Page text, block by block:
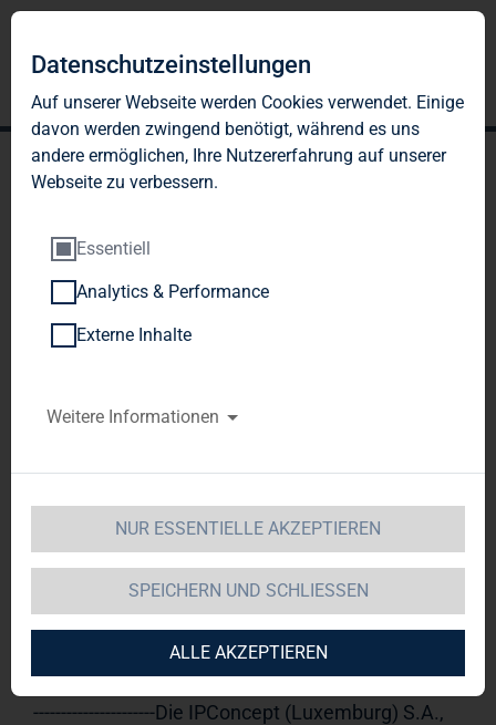
TAG Immobilien AG:
Veröffentlichung gemäß §
26 Abs. 1 WpHG mit dem
Verbreitung
TAG Immobilien AG 04.01.2013
14:51Veröffentlichung einer
Stimmrechtsmitteilung, übermittelt durch die
den Inhalt der Mitteilung ist der Emittent
verantwortlich.-----------------------------------------------------
----------------------Die IPConcept (Luxemburg) S.A.,
Datenschutzeinstellungen
Auf unserer Webseite werden Cookies verwendet. Einige
davon werden zwingend benötigt, während es uns
andere ermöglichen, Ihre Nutzererfahrung auf unserer
Webseite zu verbessern.
Essentiell
Analytics & Performance
Externe Inhalte
Weitere Informationen
NUR ESSENTIELLE AKZEPTIEREN
SPEICHERN UND SCHLIESSEN
ALLE AKZEPTIEREN